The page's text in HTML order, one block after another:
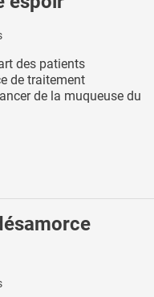
des patients
de traitement
de la muqueuse du